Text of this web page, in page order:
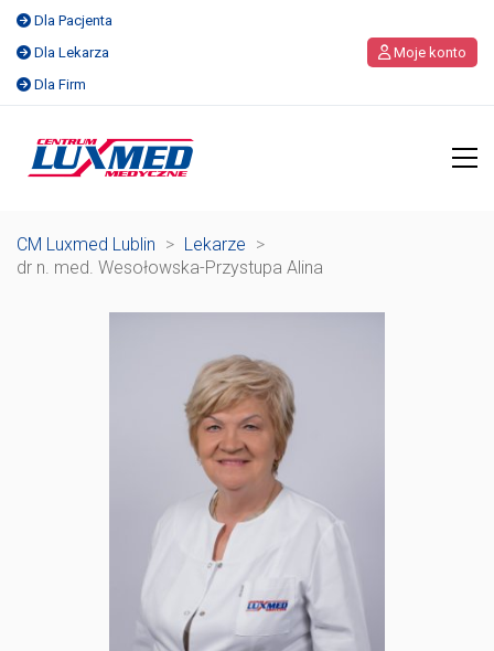
Dla Pacjenta
Dla Lekarza
Dla Firm
Moje konto
CM Luxmed Lublin > Lekarze >
dr n. med. Wesołowska-Przystupa Alina